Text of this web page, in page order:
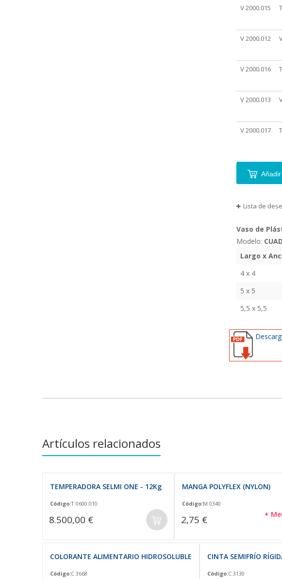
agrupados
V 2000.015
V 2000.012
V 2000.016
V 2000.013
V 2000.017
Lista de
Vaso de
Modelo:
Largo x
4 x 4
5 x 5
5,5 x 5,5
Artículos relacionados
TEMPERADORA SELMI ONE - 12Kg
Código:T 0600.010
8.500,00 €
MANGA POLYFLEX (NYLON)
Código:M 0340
2,75 € +
COLORANTE ALIMENTARIO HIDROSOLUBLE
Código:C 3668
CINTA SEMIFRÍO
Código:C 3130